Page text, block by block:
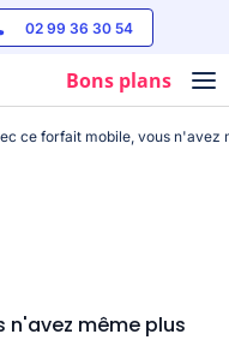
02 99 36 30 54
Bons plans
ce forfait mobile, vous n'avez
n'avez même plus